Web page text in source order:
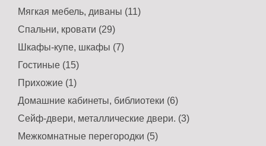
Мягкая мебель, диваны (11)
Спальни, кровати (29)
Шкафы-купе, шкафы (7)
Гостиные (15)
Прихожие (1)
Домашние кабинеты, библиотеки (6)
Сейф-двери, металлические двери. (3)
Межкомнатные перегородки (5)